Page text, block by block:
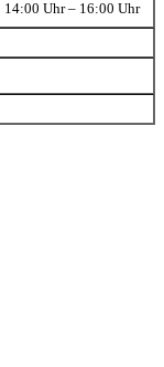
14:00 Uhr – 16:00 Uhr